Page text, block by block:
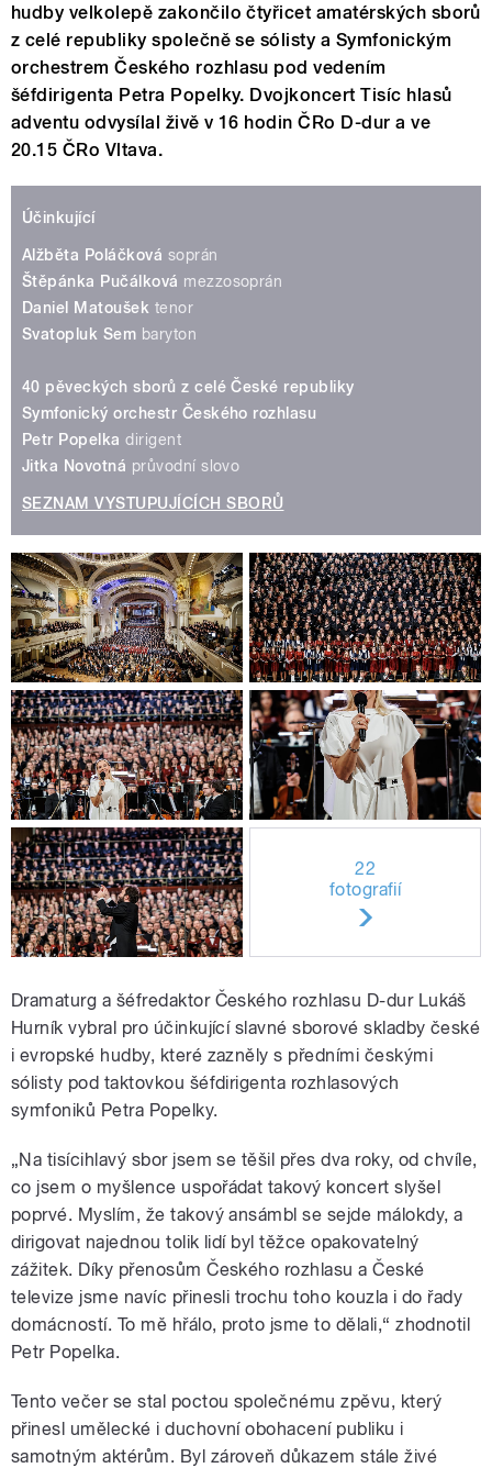
hudby velkolepě zakončilo čtyřicet amatérských sborů
z celé republiky společně se sólisty a Symfonickým
orchestrem Českého rozhlasu pod vedením
šéfdirigenta Petra Popelky. Dvojkoncert Tisíc hlasů
adventu odvysílal živě v 16 hodin ČRo D-dur a ve
20.15 ČRo Vltava.
Účinkující
A lžběta Poláčková soprán
Štěpánka Pučálková mezzosoprán
Daniel Matoušek tenor
Svatopluk Sem baryton
40 pěveckých sborů z celé České republiky
Symfonický orchestr Českého rozhlasu
Petr Popelka dirigent
Jitka Novotná průvodní slovo
SEZNAM VYSTUPUJÍCÍCH SBORŮ
22
fotografií
Dramaturg a šéfredaktor Českého rozhlasu D-dur Lukáš
Hurník vybral pro účinkující slavné sborové skladby české
i evropské hudby, které zazněly s předními českými
sólisty pod taktovkou šéfdirigenta rozhlasových
symfoniků Petra Popelky.
„Na tisícihlavý sbor jsem se těšil přes dva roky, od chvíle,
co jsem o myšlence uspořádat takový koncert slyšel
poprvé. Myslím, že takový ansámbl se sejde málokdy, a
dirigovat najednou tolik lidí byl těžce opakovatelný
zážitek. Díky přenosům Českého rozhlasu a České
televize jsme navíc přinesli trochu toho kouzla i do řady
domácností. To mě hřálo, proto jsme to dělali,“ zhodnotil
Petr Popelka.
Tento večer se stal poctou společnému zpěvu, který
přinesl umělecké i duchovní obohacení publiku i
samotným aktérům. Byl zároveň důkazem stále živé